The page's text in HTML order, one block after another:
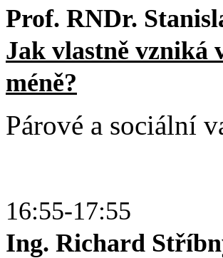
Prof. RNDr.
Jak vlastně vzniká
méně?
Párové a sociální
16:55-17:55
Ing. Richard